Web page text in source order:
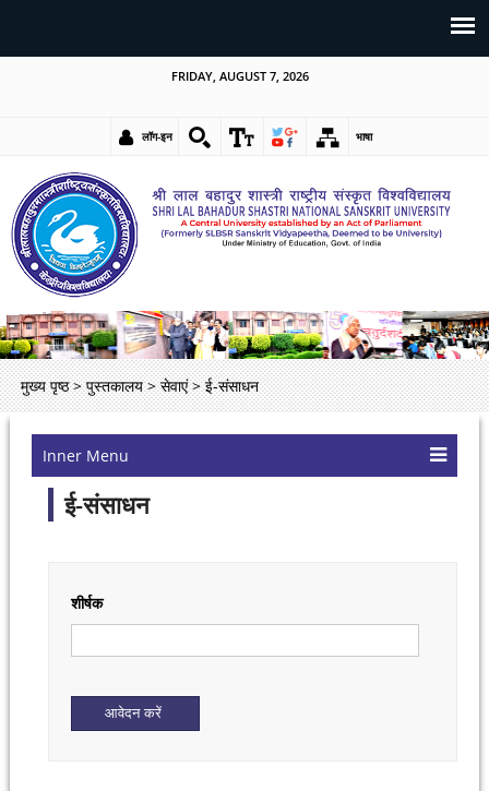
FRIDAY, AUGUST 7, 2026
लॉग-इन भाषा
मुख्य पृष्ठ > पुस्तकालय > सेवाएं > ई-संसाधन
Inner Menu
ई-संसाधन
शीर्षक